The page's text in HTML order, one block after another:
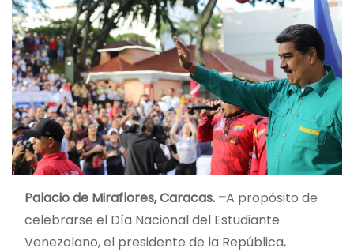
Palacio de Miraflores, Caracas. –A propósito de
celebrarse el Día Nacional del Estudiante
Venezolano, el presidente de la República,